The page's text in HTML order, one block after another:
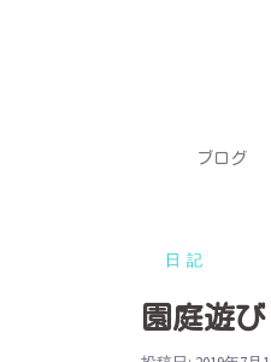
ブログ
日記
園庭遊